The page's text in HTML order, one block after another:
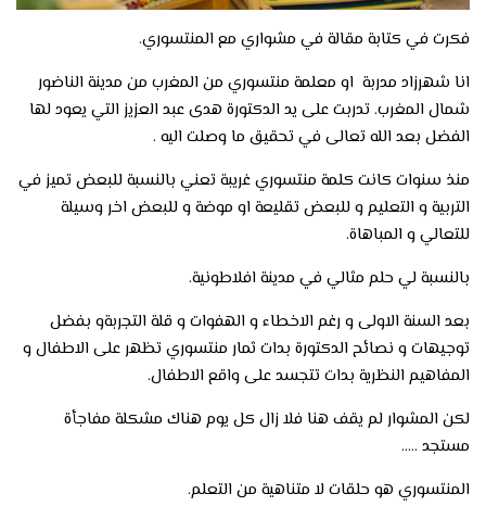
فكرت في كتابة مقالة في مشواري مع المنتسوري.
انا شهرزاد مدربة او معلمة منتسوري من المغرب من مدينة الناضور
شمال المغرب. تدربت على يد الدكتورة هدى عبد العزيز التي يعود لها
الفضل بعد الله تعالى في تحقيق ما وصلت اليه .
منذ سنوات كانت كلمة منتسوري غريبة تعني بالنسبة للبعض تميز في
التربية و التعليم و للبعض تقليعة او موضة و للبعض اخر وسيلة
للتعالي و المباهاة.
بالنسبة لي حلم مثالي في مدينة افلاطونية.
بعد السنة الاولى و رغم الاخطاء و الهفوات و قلة التجربةو بفضل
توجيهات و نصائح الدكتورة بدات ثمار منتسوري تظهر على الاطفال و
المفاهيم النظرية بدات تتجسد على واقع الاطفال.
لكن المشوار لم يقف هنا فلا زال كل يوم هناك مشكلة مفاجأة
مستجد …..
المنتسوري هو حلقات لا متناهية من التعلم.